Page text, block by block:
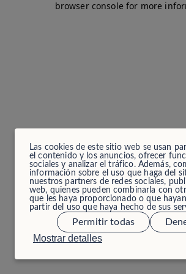
Las cookies de este sitio web se usan
el contenido y los anuncios, ofrecer
sociales y analizar el tráfico. Además,
información sobre el uso que haga del
nuestros partners de redes sociales,
web, quienes pueden combinarla con
que les haya proporcionado o que
partir del uso que haya hecho de sus
Mostrar detalles
Permitir todas
browser console for more